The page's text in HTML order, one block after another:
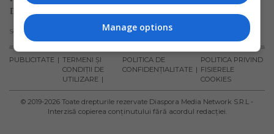
Diamond United Kingdom…
Scris de Mihai Diaconu - luni, 28 octombrie 2024
PUBLICITATE
TERMENI ȘI
CONDIȚII DE
UTILIZARE
POLITICA DE
CONFIDENȚIALITATE
POLITICA PRIVIND
FISIERELE
COOKIES
© 2019-2026 Toate drepturile rezervate Diaspora Media Network S.R.L -
Interzisă copierea conținutului fără acordul redacției.
Manage options